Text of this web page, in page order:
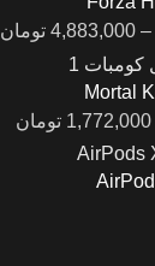
–
4,883,000 تومان
1,772,000 تومان